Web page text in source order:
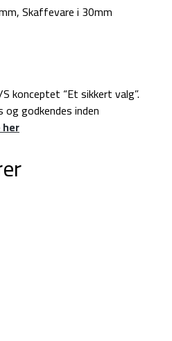
Skaffevare i 30mm
konceptet “Et sikkert valg”.
og godkendes inden